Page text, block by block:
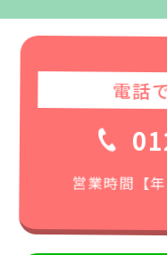
電話
営業時間【